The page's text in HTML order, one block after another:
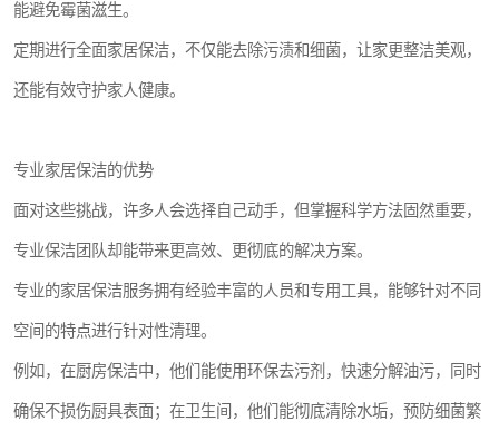
能避免霉菌滋生。
定期进行全面家居保洁，不仅能去除污渍和细菌，让家更整洁美观，
还能有效守护家人健康。
专业家居保洁的优势
面对这些挑战，许多人会选择自己动手，但掌握科学方法固然重要，
专业保洁团队却能带来更高效、更彻底的解决方案。
专业的家居保洁服务拥有经验丰富的人员和专用工具，能够针对不同
空间的特点进行针对性清理。
例如，在厨房保洁中，他们能使用环保去污剂，快速分解油污，同时
确保不损伤厨具表面；在卫生间，他们能彻底清除水垢，预防细菌繁